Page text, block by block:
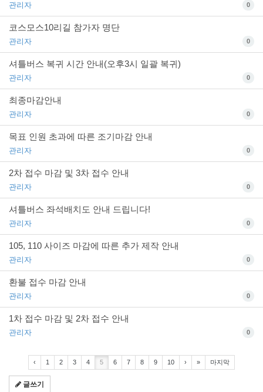
관리자 0
코스모스10리길 참가자 명단
관리자 0
셔틀버스 복귀 시간 안내(오후3시 일괄 복귀)
관리자 0
최종마감안내
관리자 0
목표 인원 초과에 따른 조기마감 안내
관리자 0
2차 접수 마감 및 3차 접수 안내
관리자 0
셔틀버스 좌석배치도 안내 드립니다!
관리자 0
105, 110 사이즈 마감에 따른 추가 제작 안내
관리자 0
환불 접수 마감 안내
관리자 0
1차 접수 마감 및 2차 접수 안내
관리자 0
‹ 1 2 3 4 5 6 7 8 9 10 › » 마지막
글쓰기